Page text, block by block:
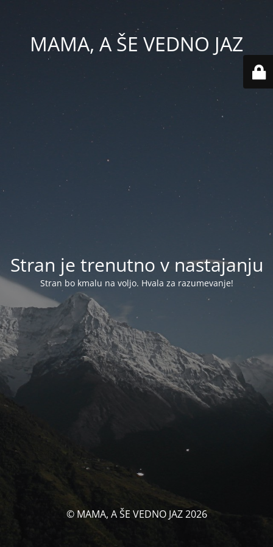
MAMA, A ŠE VEDNO JAZ
Stran je trenutno v nastajanju
Stran bo kmalu na voljo. Hvala za razumevanje!
© MAMA, A ŠE VEDNO JAZ 2026